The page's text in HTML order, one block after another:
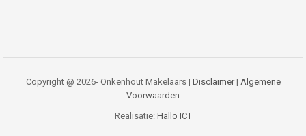
Copyright @ 2026- Onkenhout Makelaars | Disclaimer| Algemene
Voorwaarden
Realisatie: Hallo ICT